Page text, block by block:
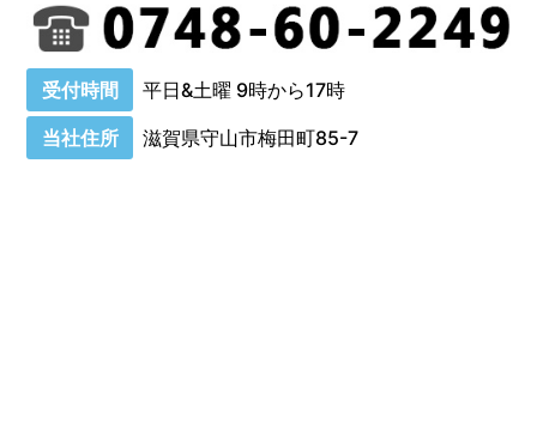
受付時間 平日&土曜 9時から17時
当社住所 滋賀県守山市梅田町85-7